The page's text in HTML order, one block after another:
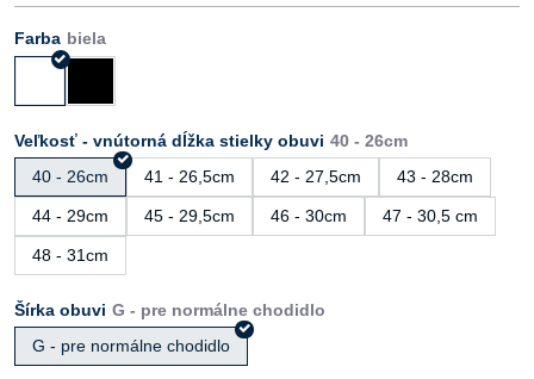
Farba
Veľkosť - vnútorná dĺžka stielky obuvi
40 - 26cm
41 - 26,5cm 42 - 27,5cm 43 - 28cm
44 - 29cm 45 - 29,5cm 46 - 30cm 47 - 30,5 cm
48 - 31cm
Šírka obuvi
G - pre normálne chodidlo